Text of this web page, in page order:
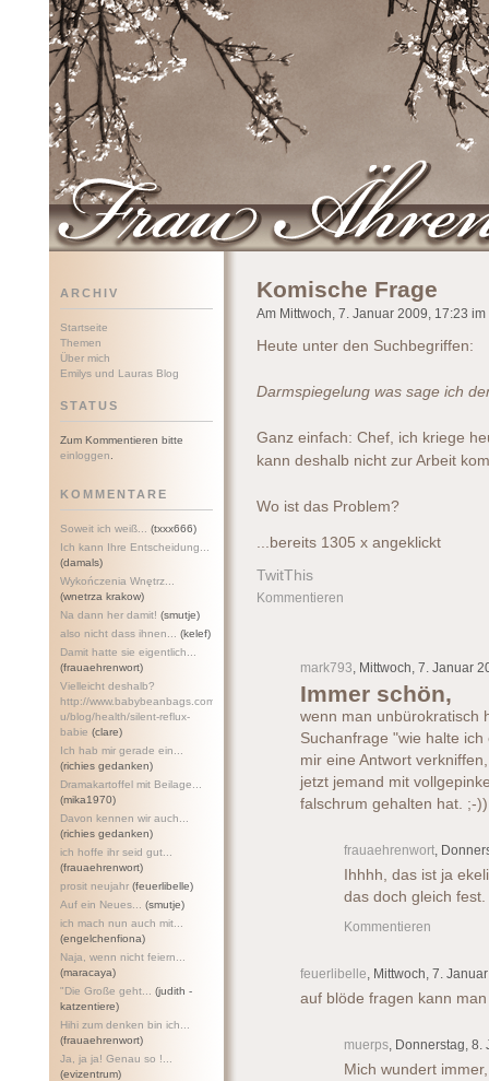
ARCHIV
Startseite
Themen
Über mich
Emilys und Lauras Blog
STATUS
Zum Kommentieren bitte
einloggen
KOMMENTARE
Soweit ich weiß...
(txxx666)
Ich kann Ihre Entscheidung...
(damals)
Wykończenia Wnętrz...
(wnetrza krakow)
Na dann her damit! (smutje)
also nicht dass ihnen...
(kelef)
Damit hatte sie eigentlich...
(frauaehrenwort)
Vielleicht deshalb?
http://www.babybeanbags.com.a
u/blog/health/silent-reflux-
babie (clare)
Ich hab mir gerade ein...
(richies gedanken)
Dramakartoffel mit Beilage...
(mika1970)
Davon kennen wir auch...
(richies gedanken)
ich hoffe ihr seid gut...
(frauaehrenwort)
prosit neujahr (feuerlibelle)
Auf ein Neues...
(smutje)
ich mach nun auch mit...
(engelchenfiona)
Naja, wenn nicht feiern...
(maracaya)
"Die Große geht...
(judith -
katzentiere)
Hihi zum denken bin ich...
(frauaehrenwort)
Ja, ja ja! Genau so !...
(evizentrum)
Komische Frage
Am Mittwoch, 7. Januar 2009, 17:23 im
Heute unter den Suchbegriffen:
Darmspiegelung was sage ich
Ganz einfach: Chef, ich kriege
kann deshalb nicht zur Arbeit
Wo ist das Problem?
...bereits 1305 x angeklickt
TwitThis
Kommentieren
mark793, Mittwoch, 7. Januar
Immer schön,
wenn man unbürokratisch
Suchanfrage "wie halte
mir eine Antwort
jetzt jemand mit
falschrum gehalten hat. ;-))
frauaehrenwort,
Ihhhh, das ist ja
das doch gleich fest.
Kommentieren
feuerlibelle, Mittwoch, 7.
auf blöde fragen kann
muerps, Donnerstag, 8.
Mich wundert